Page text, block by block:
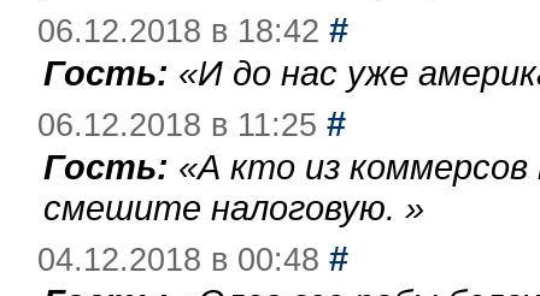
06.12.2018 в 18:42 #
Гость: «И до нас уже
06.12.2018 в 11:25 #
Гость: «А кто из
смешите налоговую. »
04.12.2018 в 00:48 #